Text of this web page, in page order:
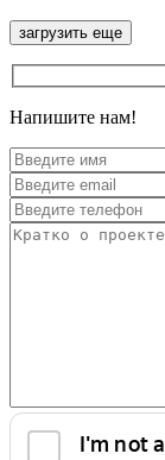
загрузить ещe
Напишите нам!